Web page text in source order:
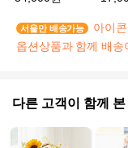
서울만 배송가능
아이
옵션상품과 함께 배송
다른 고객이 함께